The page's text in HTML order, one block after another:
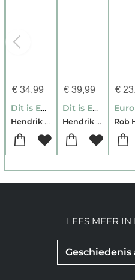
€34,99
Dit is Europa
Hendrik Vos
€39,99
Dit is Europa
Hendrik Vos
€
LEES MEER IN